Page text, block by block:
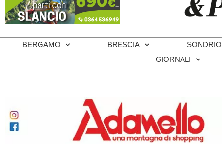
BERGAMO BRESCIA SONDRIO
GIORNALI